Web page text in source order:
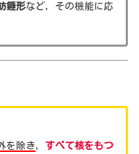
錘形など，その機能に応
を除き， すべて核をもつ